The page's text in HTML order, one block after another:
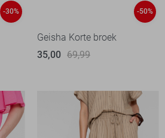
-30% -50%
Geisha Korte broek
35,00 69,99